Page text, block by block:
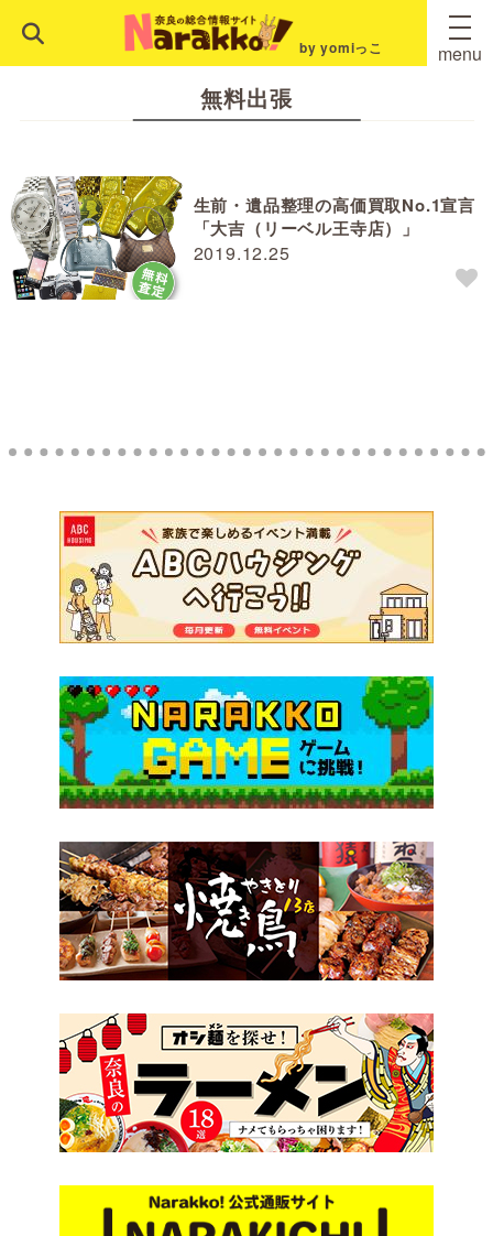
by yomiっこ menu
無料出張
2019.12.25
生前・遺品整理の高価買取No.1宣言
「大吉（リーベル王寺店）」